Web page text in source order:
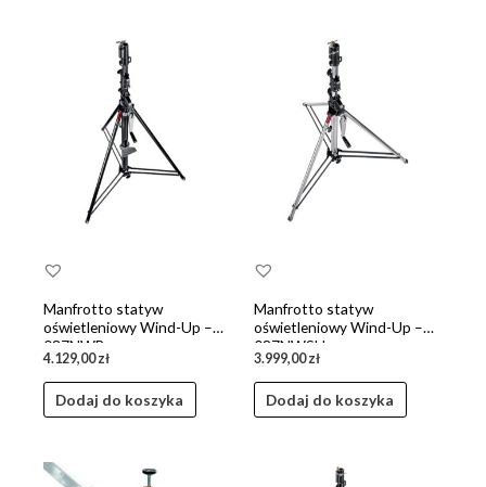
Manfrotto statyw
oświetleniowy Wind-Up –
087NWB
4.129,00zł
Dodaj do koszyka
Manfrotto statyw
oświetleniowy Wind-Up –
087NWSH
3.999,00zł
Dodaj do koszyka